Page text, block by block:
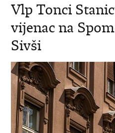
Vlp Tonci
vijenac na
Sivši